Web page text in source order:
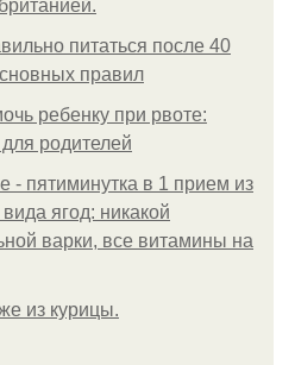
питаться после 40
правил
ребенку при рвоте:
родителей
- пятиминутка в 1 прием из
ягод: никакой
варки, все витамины на
из курицы.